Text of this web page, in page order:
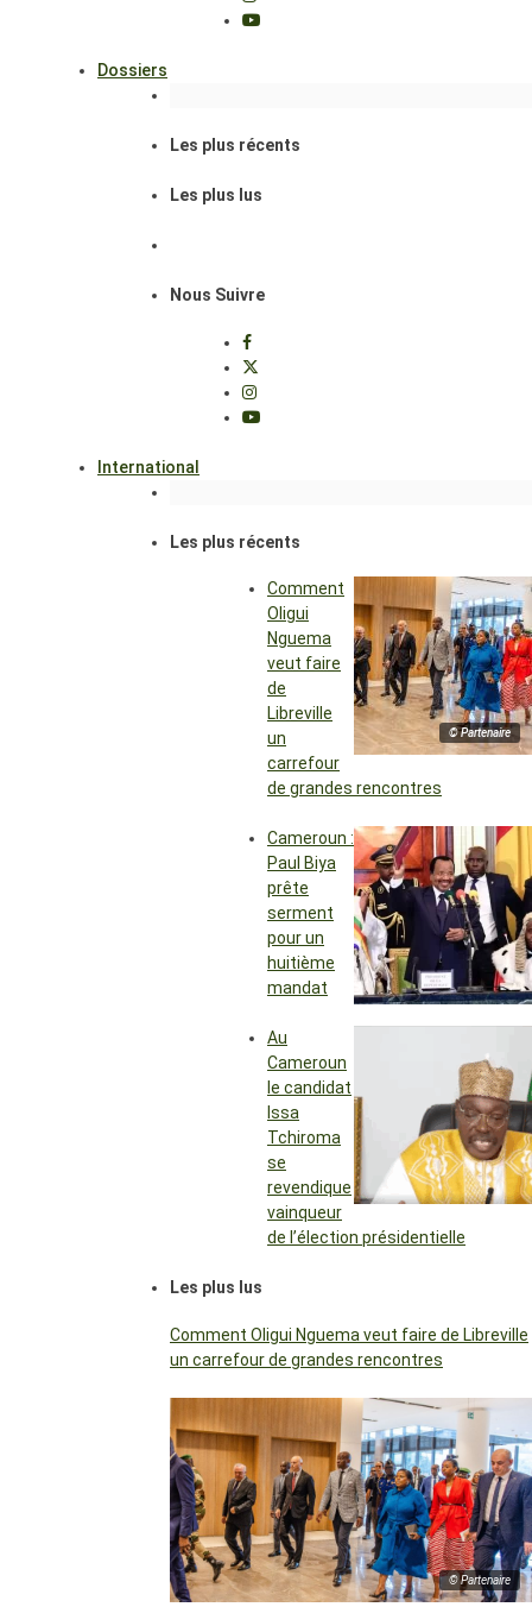
Dossiers
Les plus récents
Les plus lus
Nous Suivre
International
Les plus récents
© Partenaire
Comment
Oligui
Nguema
veut faire
de
Libreville
un
carrefour
de grandes rencontres
Cameroun :
Paul Biya
prête
serment
pour un
huitième
mandat
Au
Cameroun
le candidat
Issa
Tchiroma
se
revendique
vainqueur
de l’élection présidentielle
Les plus lus
Comment Oligui Nguema veut faire de Libreville
un carrefour de grandes rencontres
© Partenaire